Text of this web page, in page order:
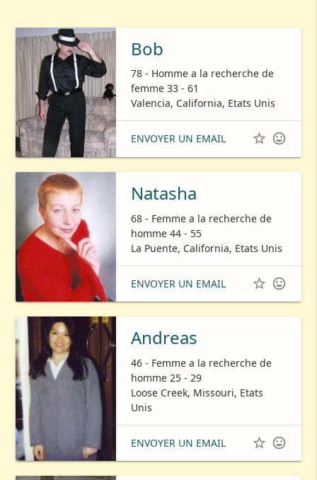
Bob
78 - Homme a la recherche de
femme 33 - 61
Valencia, California, Etats Unis
ENVOYER UN EMAIL  
Natasha
68 - Femme a la recherche de
homme 44 - 55
La Puente, California, Etats Unis
ENVOYER UN EMAIL  
Andreas
46 - Femme a la recherche de
homme 25 - 29
Loose Creek, Missouri, Etats
Unis
ENVOYER UN EMAIL  